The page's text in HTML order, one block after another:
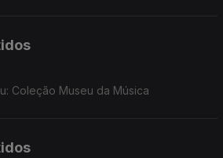
Coleção Museu da Música